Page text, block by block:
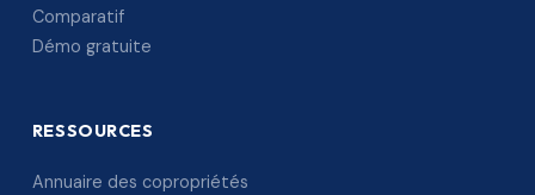
Comparatif
Démo gratuite
RESSOURCES
Annuaire des copropriétés